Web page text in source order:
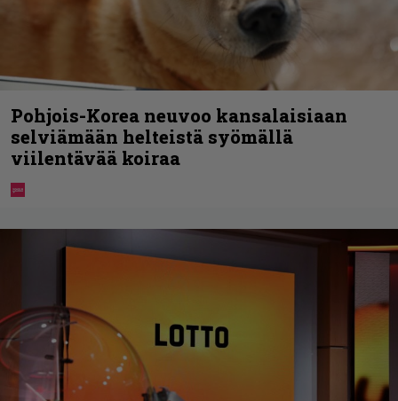
Pohjois-Korea neuvoo kansalaisiaan
selviämään helteistä syömällä
viilentävää koiraa